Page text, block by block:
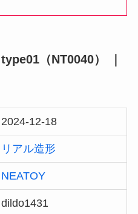
（NT0040） ｜
2024-12-18
リアル造形
NEATOY
dildo1431